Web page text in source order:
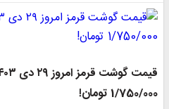
1/750/000 تومان!